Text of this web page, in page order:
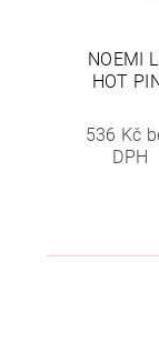
NOEMI
HOT
536 Kč
DPH